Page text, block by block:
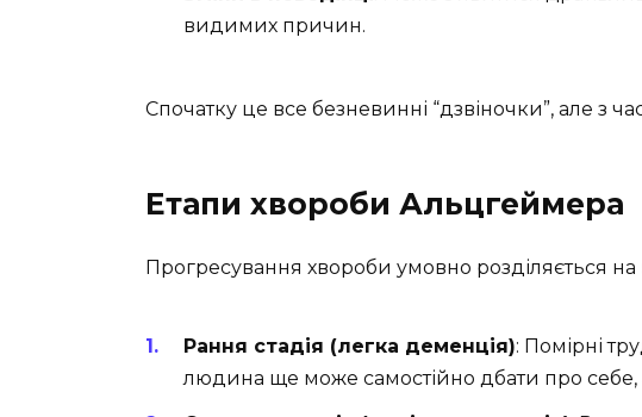
видимих причин.
Спочатку це все безневинні “дзвіночки”, але з
Етапи хвороби Альцгеймера
Прогресування хвороби умовно розділяється на
Рання стадія (легка деменція): Помірні
людина ще може самостійно дбати про